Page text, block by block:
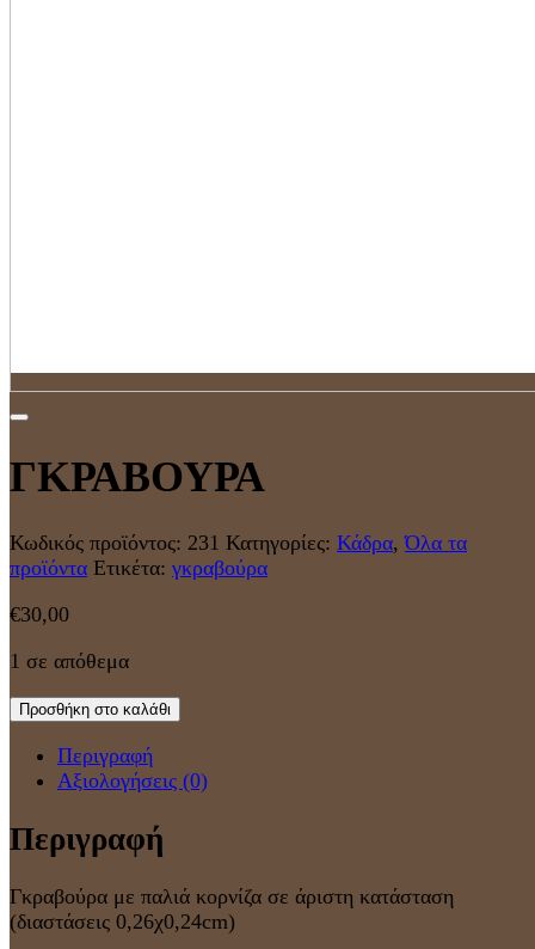
ΓΚΡΑΒΟΥΡΑ
Κωδικός προϊόντος: 231 Κατηγορίες: Κάδρα,Όλα τα
προϊόντα Ετικέτα: γκραβούρα
€30,00
1 σε απόθεμα
Προσθήκη στο καλάθι
Περιγραφή
Αξιολογήσεις (0)
Περιγραφή
Γκραβούρα με παλιά κορνίζα σε άριστη κατάσταση
(διαστάσεις 0,26χ0,24cm)